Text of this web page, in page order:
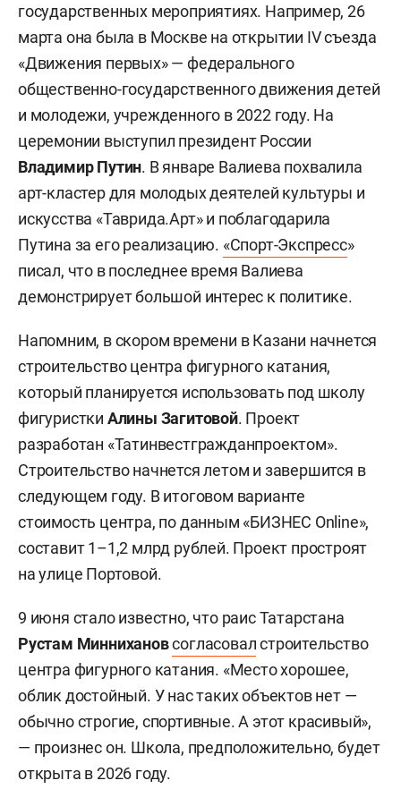
государственных мероприятиях. Например, 26
марта она была в Москве на открытии IV съезда
«Движения первых» — федерального
общественно-государственного движения детей
и молодежи, учрежденного в 2022 году. На
церемонии выступил президент России
Владимир Путин. В январе Валиева похвалила
арт-кластер для молодых деятелей культуры и
искусства «Таврида.Арт» и поблагодарила
Путина за его реализацию. «Спорт-Экспресс»
писал, что в последнее время Валиева
демонстрирует большой интерес к политике.
Напомним, в скором времени в Казани начнется
строительство центра фигурного катания,
который планируется использовать под школу
фигуристки Алины Загитовой. Проект
разработан «Татинвестгражданпроектом».
Строительство начнется летом и завершится в
следующем году. В итоговом варианте
стоимость центра, по данным «БИЗНЕС Online»,
составит 1–1,2 млрд рублей. Проект простроят
на улице Портовой.
9 июня стало известно, что раис Татарстана
Рустам Миннихановсогласовалстроительство
центра фигурного катания. «Место хорошее,
облик достойный. У нас таких объектов нет —
обычно строгие, спортивные. А этот красивый»,
— произнес он. Школа, предположительно, будет
открыта в 2026 году.